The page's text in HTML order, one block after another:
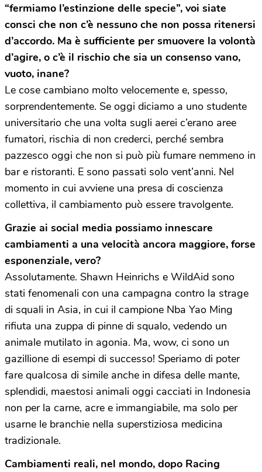
“fermiamo l’estinzione delle specie”, voi siate
consci che non c’è nessuno che non possa ritenersi
d’accordo. Ma è sufficiente per smuovere la volontà
d’agire, o c’è il rischio che sia un consenso vano,
vuoto, inane?
Le cose cambiano molto velocemente e, spesso,
sorprendentemente. Se oggi diciamo a uno studente
universitario che una volta sugli aerei c’erano aree
fumatori, rischia di non crederci, perché sembra
pazzesco oggi che non si può più fumare nemmeno in
bar e ristoranti. E sono passati solo vent’anni. Nel
momento in cui avviene una presa di coscienza
collettiva, il cambiamento può essere travolgente.
Grazie ai social media possiamo innescare
cambiamenti a una velocità ancora maggiore, forse
esponenziale, vero?
Assolutamente. Shawn Heinrichs e WildAid sono
stati fenomenali con una campagna contro la strage
di squali in Asia, in cui il campione Nba Yao Ming
rifiuta una zuppa di pinne di squalo, vedendo un
animale mutilato in agonia. Ma, wow, ci sono un
gazillione di esempi di successo! Speriamo di poter
fare qualcosa di simile anche in difesa delle mante,
splendidi, maestosi animali oggi cacciati in Indonesia
non per la carne, acre e immangiabile, ma solo per
usarne le branchie nella superstiziosa medicina
tradizionale.
Cambiamenti reali, nel mondo, dopo Racing